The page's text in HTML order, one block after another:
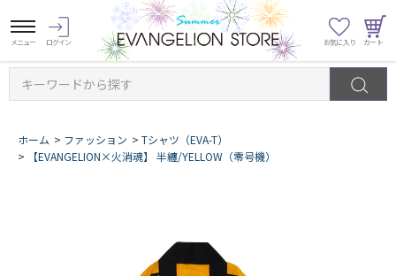
キーワードから探す
ホーム > ファッション > Tシャツ（EVA-T）
>
【EVANGELION×火消魂】 半纏/YELLOW（零号機）